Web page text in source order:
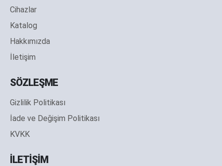
Cihazlar
Katalog
Hakkımızda
İletişim
SÖZLEŞME
Gizlilik Politikası
İade ve Değişim Politikası
KVKK
İLETİŞİM